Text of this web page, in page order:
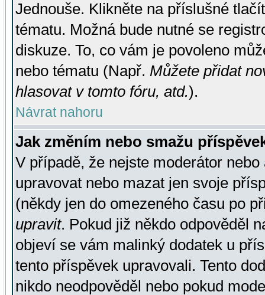
Jednouše. Klikněte na příslušné
tématu. Možná bude nutné se
diskuze. To, co vám je povoleno
nebo tématu (Např. Můžete přidat
hlasovat v tomto fóru, atd.).
Návrat nahoru
Jak změním nebo smažu
V případě, že nejste moderátor
upravovat nebo mazat jen svoje
(někdy jen do omezeného času po
upravit. Pokud již někdo odpověděl
objeví se vám malinký dodatek u
tento příspěvek upravovali. Tento
nikdo neodpověděl nebo pokud